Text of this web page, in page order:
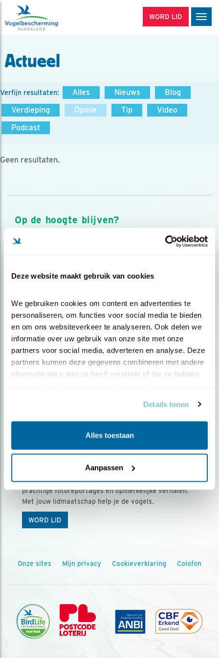
Deze website maakt gebruik van cookies
We gebruiken cookies om content en advertenties te
personaliseren, om functies voor social media te bieden
en om ons websiteverkeer te analyseren. Ook delen we
informatie over uw gebruik van onze site met onze
partners voor social media, adverteren en analyse. Deze
partners kunnen deze gegevens combineren met andere
informatie die u aan ze heeft verstrekt of die ze hebben
Details tonen
Alles toestaan
Aanpassen
WORD LID
Actueel
Verfijn resultaten: Alles Nieuws
Blog
Verdieping
Opinie Tip
Video
Podcast
Geen resultaten.
Op de hoogte blijven?
Meld je aan en ontvang nieuws, inspiratie, acties en tips
over vogels en activiteiten van Vogelbescherming.
Ontvang 5 x Vogels voor € 36,00 per jaar
Vogels is het tijdschrift voor onze leden, met
prachtige fotoreportages en opmerkelijke verhalen.
Met jouw lidmaatschap help je de vogels.
WORD LID
Onze sites Mijn privacy Cookieverklaring Colofon